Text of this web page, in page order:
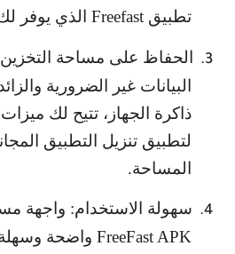
تطبيق Freefastالذي يوفر لك
3.
الحفاظ على مساحة
البيانات غير الضرورية
ذاكرة الجهاز، تتيح لك
لتطبيق تنزيل التطبيق
المساحة.
4.
سهولة الاستخدام: واجهة
FreeFast APKواضحة وسهلة